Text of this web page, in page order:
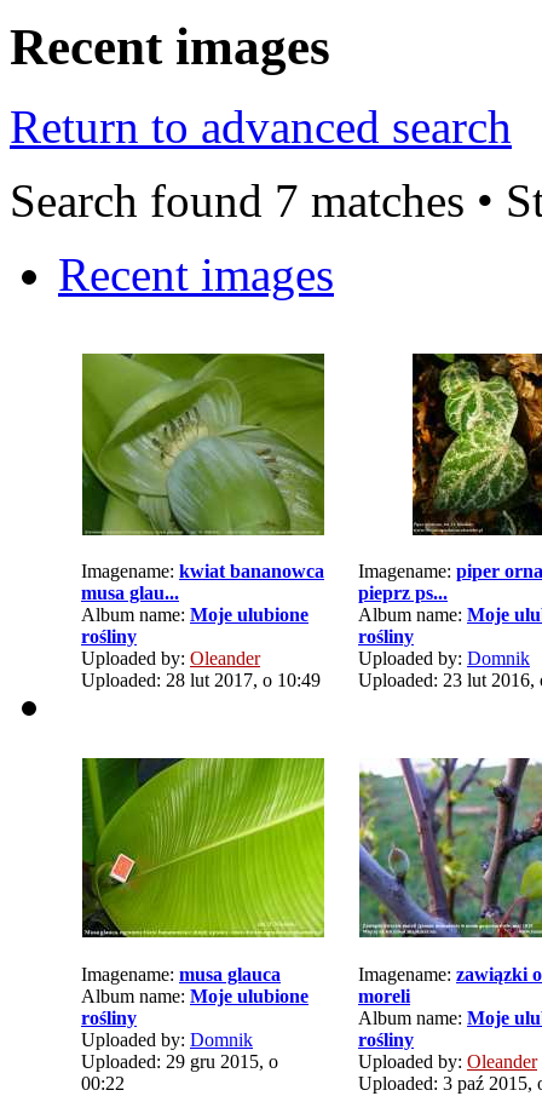
Recent images
Return to advanced search
Search found 7 matches •
Recent images
Imagename: kwiat bananowca
musa glau...
Album name: Moje ulubione
rośliny
Uploaded by: Oleander
Uploaded: 28 lut 2017, o 10:49
Imagename: piper
pieprz ps...
Album name: Moje
rośliny
Uploaded by: Domnik
Uploaded: 23 lut 2016,
Imagename: musa glauca
Album name: Moje ulubione
rośliny
Uploaded by: Domnik
Uploaded: 29 gru 2015, o
00:22
Imagename: zawiązki
moreli
Album name: Moje
rośliny
Uploaded by: Oleander
Uploaded: 3 paź 2015,